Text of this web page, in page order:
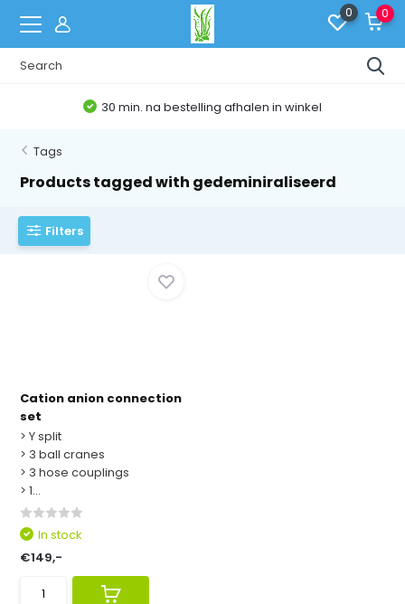
0 0
30 min. na bestelling afhalen in winkel
Tags
Products tagged with gedeminiraliseerd
Filters
Cation anion connection
set
> Y split
> 3 ball cranes
> 3 hose couplings
> 1...
In stock
€149,-